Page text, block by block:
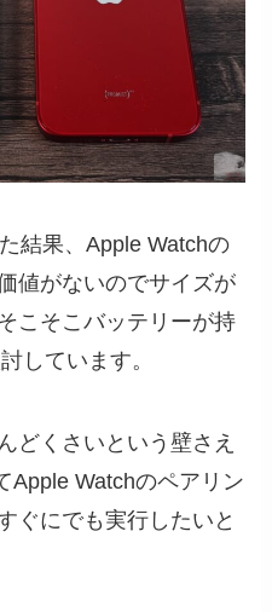
結果、Apple Watchの
値がないのでサイズが
こそこバッテリーが持
しています。
どくさいという壁さえ
Apple Watchのペアリン
ぐにでも実行したいと